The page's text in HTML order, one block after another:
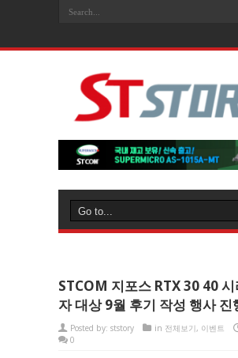
STCOM 지포스 RTX 30 40
자 대상 9월 후기 작성 행사 진
Posted by: ststory in 전체보기, 이벤트
0